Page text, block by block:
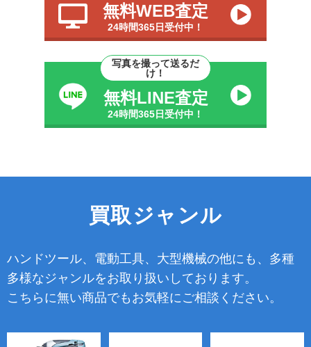
無料WEB査定
24時間365日受付中！
写真を撮って送るだ
け！
無料LINE査定
24時間365日受付中！
買取ジャンル
ハンドツール、電動工具、大型機械の他にも、多種
多様なジャンルをお取り扱いしております。
こちらに無い商品でもお気軽にご相談ください。